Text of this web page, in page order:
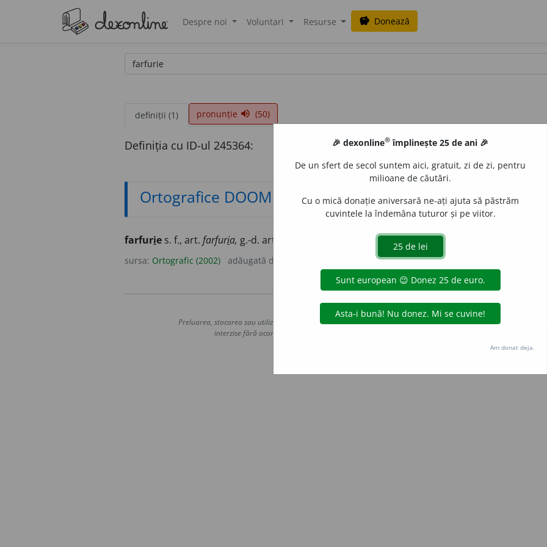
Despre noi Voluntari Resurse savings Donează
definiții (1) pronunție volume_up (50)
Definiția cu ID-ul 245364:
Ortografice DOOM
farfurie s. f., art. farfuria, g.-d. art. art.farfuriile
sursa: Ortografic (2002) adăugată de
Copyright © 2004-2026 dexonline (https://dexonline.ro)
Preluarea, stocarea sau utilizarea datelor de pe acest site, inclusiv prin orice metode de extragere automată
interzise fără acordul nostru prealabil scris, cu excepția seturilor de date oferite oficial spre utilizare
Hosterion
🎉 dexonline® împlinește 25 de ani 🎉
De un sfert de secol suntem aici, gratuit, zi de zi, pentru
milioane de căutări.
Cu o mică donație aniversară ne-ați ajuta să păstrăm
cuvintele la îndemâna tuturor și pe viitor.
Am donat deja.